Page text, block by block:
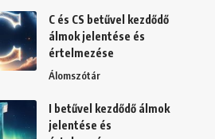
C és CS betűvel kezdődő
álmok jelentése és
értelmezése
Álomszótár
I betűvel kezdődő álmok
jelentése és